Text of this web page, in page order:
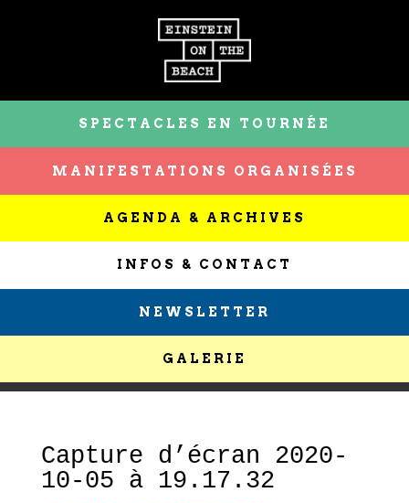
SPECTACLES EN TOURNÉE
MANIFESTATIONS ORGANISÉES
AGENDA & ARCHIVES
INFOS & CONTACT
NEWSLETTER
GALERIE
Capture d’écran 2020-
10-05 à 19.17.32